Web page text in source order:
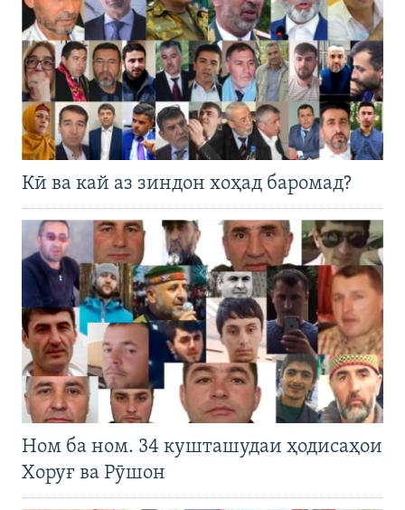
Кӣ ва кай аз зиндон хоҳад баромад?
Ном ба ном. 34 кушташудаи ҳодисаҳои
Хоруғ ва Рӯшон